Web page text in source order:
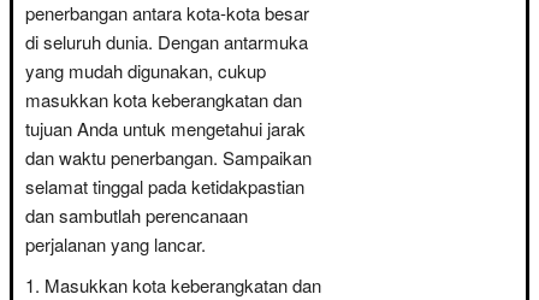
penerbangan antara kota-kota besar
di seluruh dunia. Dengan antarmuka
yang mudah digunakan, cukup
masukkan kota keberangkatan dan
tujuan Anda untuk mengetahui jarak
dan waktu penerbangan. Sampaikan
selamat tinggal pada ketidakpastian
dan sambutlah perencanaan
perjalanan yang lancar.
Masukkan kota keberangkatan dan